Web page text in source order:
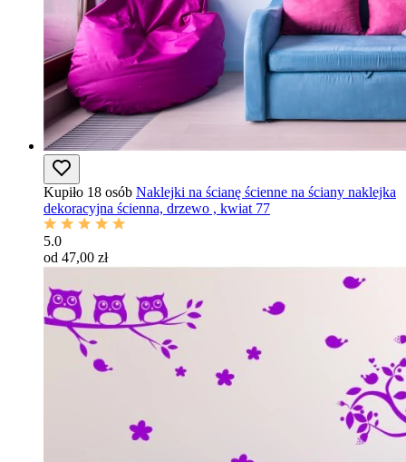
Kupiło 18 osób Naklejki na ścianę ścienne na ściany naklejka
dekoracyjna ścienna, drzewo , kwiat 77
5.0
od 47,00 zł